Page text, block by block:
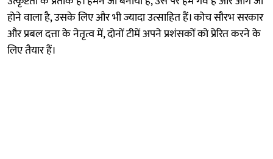
होने वाला है, उसके लिए और भी ज्यादा उत्साहित हैं। कोच सौरभ सरकार
और प्रबल दत्ता के नेतृत्व में, दोनों टीमें अपने प्रशंसकों को प्रेरित करने के
लिए तैयार हैं।